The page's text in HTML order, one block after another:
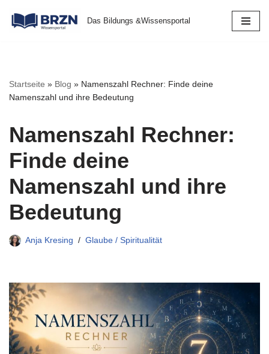
Zum
Das Bildungs &Wissensportal
Startseite » Blog » Namenszahl Rechner: Finde deine
Namenszahl und ihre Bedeutung
Namenszahl Rechner:
Finde deine
Namenszahl und ihre
Bedeutung
Anja Kresing Glaube / Spiritualität